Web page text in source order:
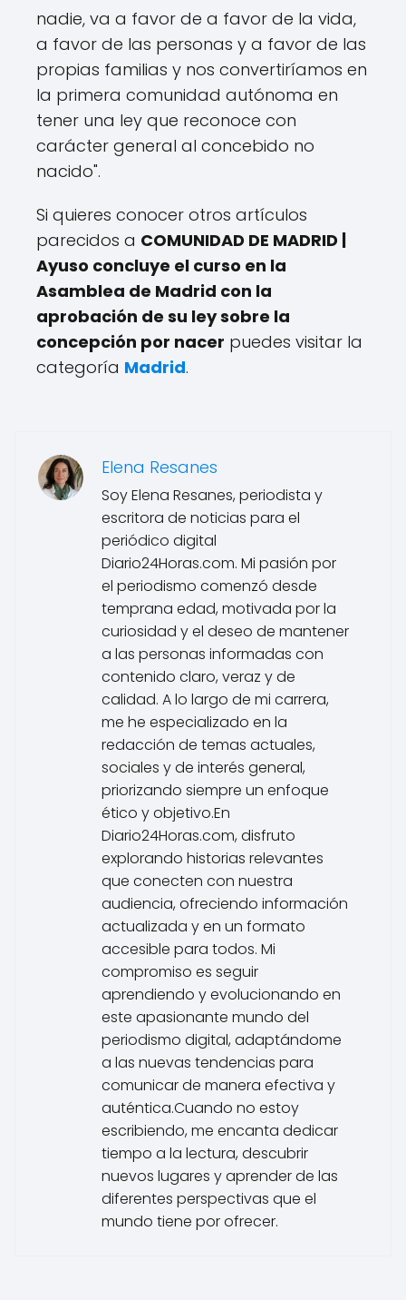
nadie, va a favor de a favor de la vida,
a favor de las personas y a favor de las
propias familias y nos convertiríamos en
la primera comunidad autónoma en
tener una ley que reconoce con
carácter general al concebido no
nacido".
Si quieres conocer otros artículos
parecidos a COMUNIDAD DE MADRID |
Ayuso concluye el curso en la
Asamblea de Madrid con la
aprobación de su ley sobre la
concepción por nacer puedes visitar la
categoría Madrid.
Elena Resanes
Soy Elena Resanes, periodista y
escritora de noticias para el
periódico digital
Diario24Horas.com. Mi pasión por
el periodismo comenzó desde
temprana edad, motivada por la
curiosidad y el deseo de mantener
a las personas informadas con
contenido claro, veraz y de
calidad. A lo largo de mi carrera,
me he especializado en la
redacción de temas actuales,
sociales y de interés general,
priorizando siempre un enfoque
ético y objetivo.En
Diario24Horas.com, disfruto
explorando historias relevantes
que conecten con nuestra
audiencia, ofreciendo información
actualizada y en un formato
accesible para todos. Mi
compromiso es seguir
aprendiendo y evolucionando en
este apasionante mundo del
periodismo digital, adaptándome
a las nuevas tendencias para
comunicar de manera efectiva y
auténtica.Cuando no estoy
escribiendo, me encanta dedicar
tiempo a la lectura, descubrir
nuevos lugares y aprender de las
diferentes perspectivas que el
mundo tiene por ofrecer.